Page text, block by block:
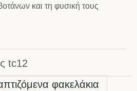
και τη φυσική τους
tc12
φακελάκια